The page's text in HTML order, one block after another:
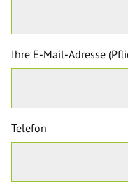
Ihre E-Mail-Adresse
Telefon